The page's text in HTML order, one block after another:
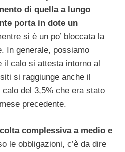
di quella a lungo
porta in dote un
si è un po’ bloccata la
In generale, possiamo
il calo si attesta intorno al
si raggiunge anche il
del 3,5% che era stato
precedente.
complessiva a medio e
le obbligazioni, c’è da dire